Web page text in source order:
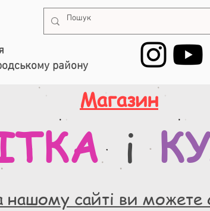
району
Магазин
і
нашому сайті ви